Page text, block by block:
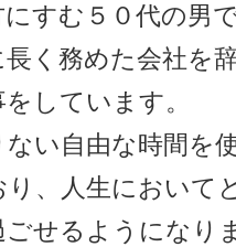
にすむ５０代の男
長く務めた会社を
しています。
ない自由な時間を
り、人生において
ごせるようになり